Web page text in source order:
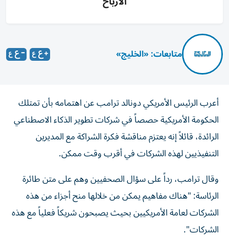
متابعات: «الخليج»
أعرب الرئيس الأمريكي دونالد ترامب عن اهتمامه بأن تمتلك
الحكومة الأمريكية حصصاً في شركات تطوير الذكاء الاصطناعي
الرائدة، قائلاً إنه يعتزم مناقشة فكرة الشراكة مع المديرين
التنفيذيين لهذه الشركات في أقرب وقت ممكن.
وقال ترامب، رداً على سؤال الصحفيين وهم على متن طائرة
الرئاسة: "هناك مفاهيم يمكن من خلالها منح أجزاء من هذه
الشركات لعامة الأمريكيين بحيث يصبحون شريكاً فعلياً مع هذه
الشركات".